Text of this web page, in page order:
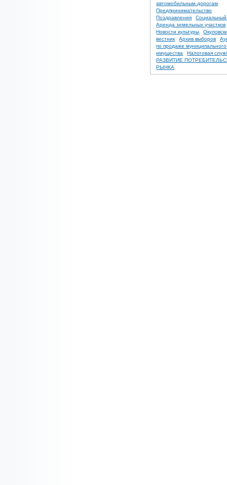
автомобильным дорогам
Предпринимательство
Поздравления
Аренда земельных участков
Новости культуры
вестник
Архив выборов
по продаже муниципального
имущества
Налоговая
РАЗВИТИЕ
РЫНКА